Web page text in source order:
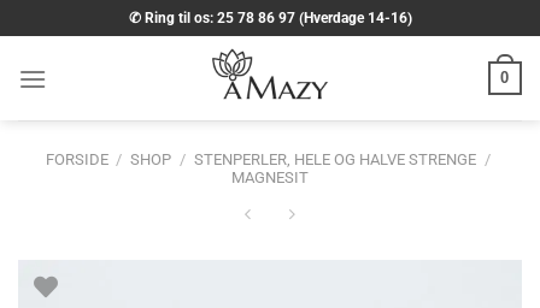
til
indhold
✆ Ring til os: 25 78 86 97 (Hverdage 14-16)
0
FORSIDE / SHOP / STENPERLER, HELE OG HALVE STRENGE /
MAGNESIT